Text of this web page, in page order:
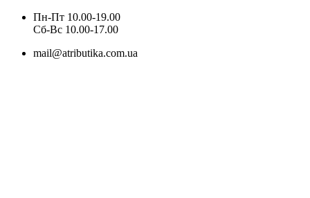
Пн-Пт 10.00-19.00
Cб-Вс 10.00-17.00
mail@atributika.com.ua